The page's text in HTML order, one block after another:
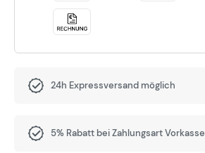
24h Expressversand möglich
5% Rabatt bei Zahlungsart Vorkasse